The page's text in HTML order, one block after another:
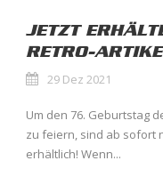
JETZT
RETRO-
29 Dez 2021
Um den 76. Geburtstag
zu feiern, sind ab sofort
erhältlich! Wenn...